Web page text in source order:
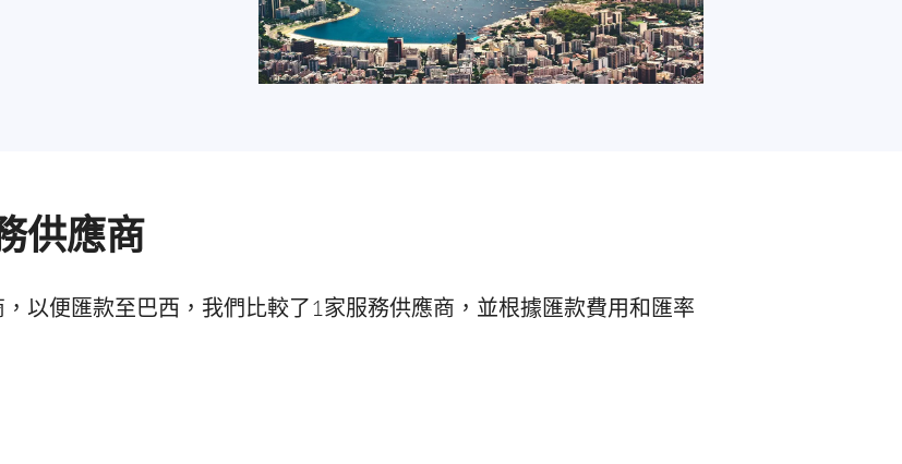
供應商
以便匯款至巴西，我們比較了1家服務供應商，並根據匯款費用和匯率